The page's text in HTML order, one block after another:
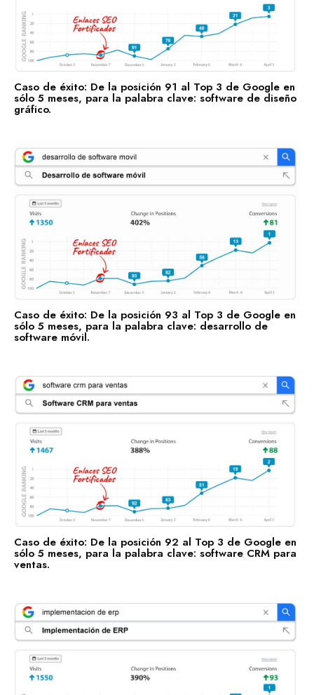
Recursos Humanos
Construcción
Bienes Raíces
Contabilidad
Consultoría de Gestión
Telecomunicaciones
Retail
Ingeniería
Comunicación y Entretenimiento
Energía y Servicios Públicos
Alimentos y Bebidas
Transporte y Logística
Salud y Bienestar
Enlaces Fortificados es un servicio Premium de Agencia
SEO IDEALATAM.
Nosotros
Reserva tu Consultoría Gratuita
Marquemos tu Norte Juntos.
Estás a punto de sentarte a la mesa con gente que te
ayudará a marcar tu norte, con gente que sí sabe dónde
va.
Caso de éxito: De la posición 91 al Top 3 de Google en
sólo 5 meses, para la palabra clave: software de diseño
gráfico.
Caso de éxito: De la posición 93 al Top 3 de Google en
sólo 5 meses, para la palabra clave: desarrollo de
software móvil.
Caso de éxito: De la posición 92 al Top 3 de Google en
sólo 5 meses, para la palabra clave: software CRM para
ventas.